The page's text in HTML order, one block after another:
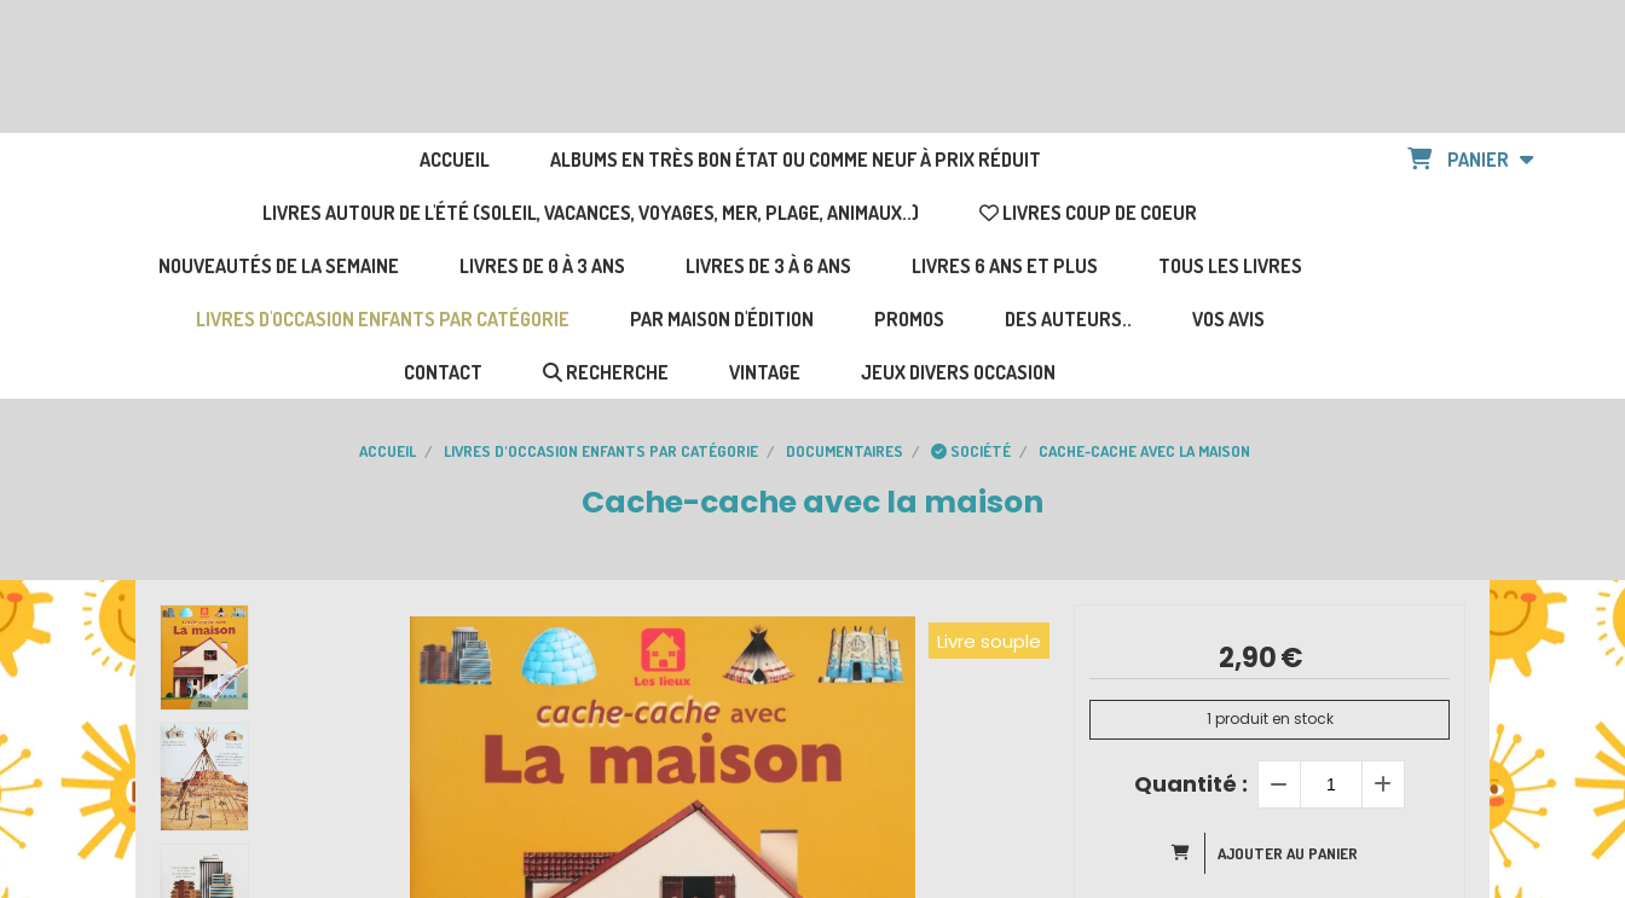
ACCUEIL ALBUMS EN TRÈS BON ÉTAT OU COMME NEUF À PRIX RÉDUIT
LIVRES AUTOUR DE L'ÉTÉ (SOLEIL, VACANCES, VOYAGES, MER, PLAGE, ANIMAUX..) LIVRES COUP DE COEUR
NOUVEAUTÉS DE LA SEMAINE LIVRES DE 0 À 3 ANS LIVRES DE 3 À 6 ANS LIVRES 6 ANS ET PLUS TOUS LES LIVRES
LIVRES D'OCCASION ENFANTS PAR CATÉGORIE PAR MAISON D'ÉDITION PROMOS DES AUTEURS.. VOS AVIS
CONTACT RECHERCHE VINTAGE JEUX DIVERS OCCASION
PANIER
ACCUEIL LIVRES D'OCCASION ENFANTS PAR CATÉGORIE DOCUMENTAIRES SOCIÉTÉ CACHE-CACHE AVEC LA MAISON
Cache-cache avec la maison
Livre souple 2,90€
1 produit en stock
Quantité :
AJOUTER AU PANIER